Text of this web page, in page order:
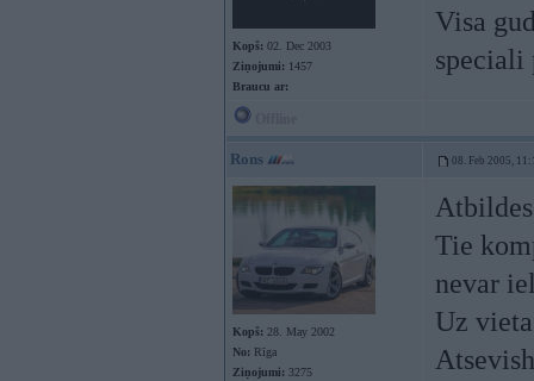
Kopš: 02. Dec 2003
Ziņojumi: 1457
Braucu ar:
Visa
speciali
Rons 08. Feb 2005,
Kopš: 28. May 2002
No: Rīga
Ziņojumi: 3275
Tie
nevar
Uz